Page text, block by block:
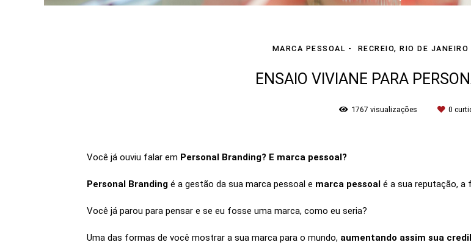
MARCA PESSOAL RECREIO, RIO DE JANEIRO
ENSAIO VIVIANE PARA
1767 visualizações 0
Você já ouviu falar em Personal Branding? E marca pessoal?
Personal Branding é a gestão da sua marca pessoal e marca pessoal é a sua reputação, a
Você já parou para pensar e se eu fosse uma marca, como eu seria?
Uma das formas de você mostrar a sua marca para o mundo, aumentando assim sua